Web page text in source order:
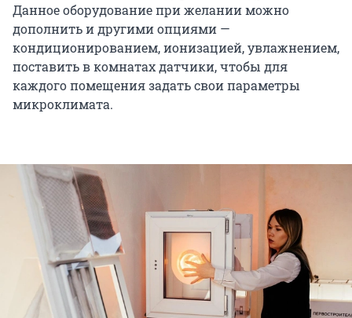
Данное оборудование при желании можно
дополнить и другими опциями —
кондиционированием, ионизацией, увлажнением,
поставить в комнатах датчики, чтобы для
каждого помещения задать свои параметры
микроклимата.